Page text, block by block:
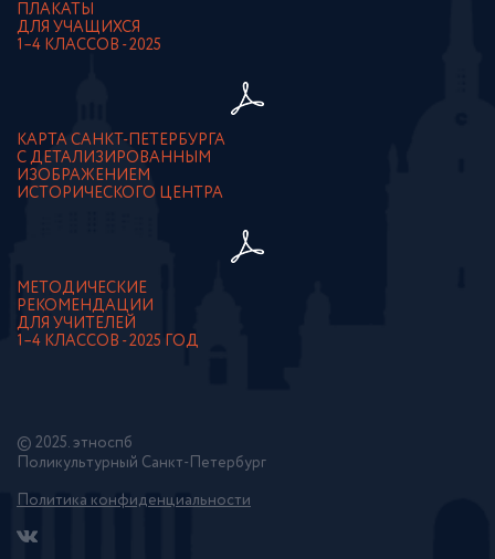
ПЛАКАТЫ
ДЛЯ УЧАЩИХСЯ
1–4 КЛАССОВ - 2025
КАРТА САНКТ-ПЕТЕРБУРГА
С ДЕТАЛИЗИРОВАННЫМ
ИЗОБРАЖЕНИЕМ
ИСТОРИЧЕСКОГО ЦЕНТРА
МЕТОДИЧЕСКИЕ
РЕКОМЕНДАЦИИ
ДЛЯ УЧИТЕЛЕЙ
1–4 КЛАССОВ - 2025 ГОД
© 2025. этноспб
Поликультурный Санкт-Петербург
Политика конфиденциальности